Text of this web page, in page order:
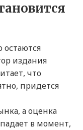
издания
что
придется
а оценка
в момент,